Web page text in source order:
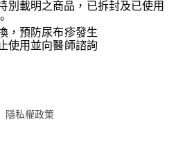
別載明之商品，已拆封及已使用
，預防尿布疹發生
使用並向醫師諮詢
隱私權政䇿